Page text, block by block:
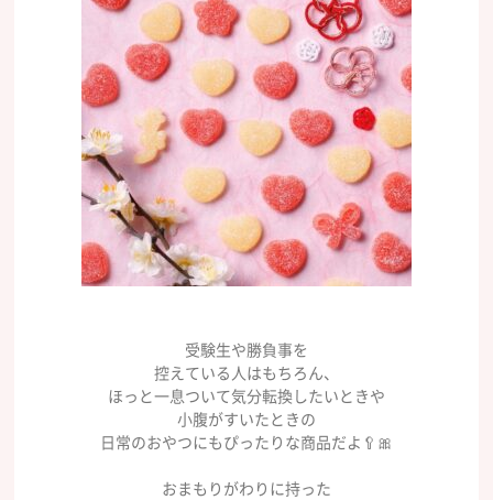
受験生や勝負事を
控えている人はもちろん、
ほっと一息ついて気分転換したいときや
小腹がすいたときの
日常のおやつにもぴったりな商品だよ🥄🎀
おまもりがわりに持った